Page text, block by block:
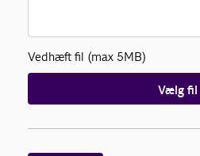
Vedhæft fil (max 5MB)
Vælg fil